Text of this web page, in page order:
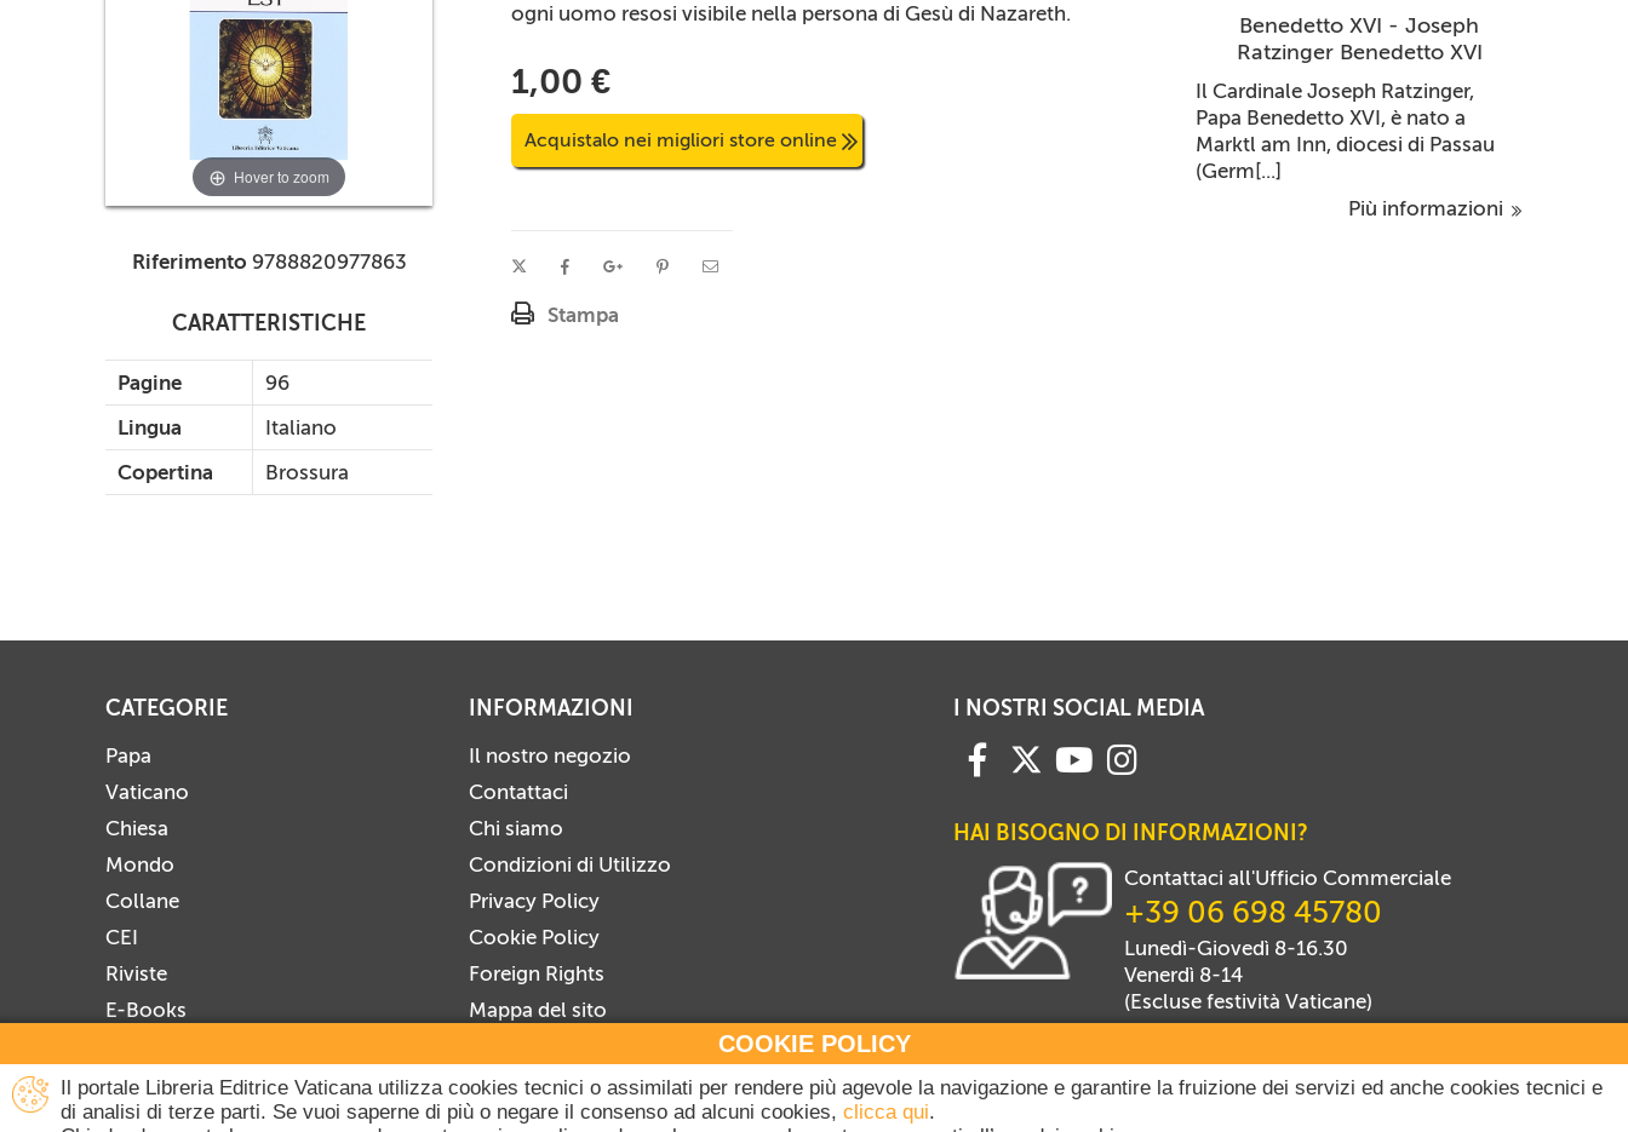
Hover to zoom
Riferimento 9788820977863
CARATTERISTICHE
Pagine
96
Lingua
Italiano
Copertina
Brossura
ogni uomo resosi visibile nella persona di Gesù di Nazareth.
1,00 €
Acquistalo nei migliori store online
Stampa
Benedetto XVI - Joseph
Ratzinger Benedetto XVI
Il Cardinale Joseph Ratzinger,
Papa Benedetto XVI, è nato a
Marktl am Inn, diocesi di Passau
(Germ[...]
Più informazioni
COOKIE POLICY
Il portale Libreria Editrice Vaticana utilizza cookies tecnici o assimilati per rendere più agevole la navigazione e garantire la fruizione dei servizi ed anche cookies tecnici e
di analisi di terze parti. Se vuoi saperne di più o negare il consenso ad alcuni cookies, clicca qui.
CATEGORIE
Papa
Vaticano
Chiesa
Mondo
Collane
CEI
Riviste
E-Books
INFORMAZIONI
Il nostro negozio
Contattaci
Chi siamo
Condizioni di Utilizzo
Privacy Policy
Cookie Policy
Foreign Rights
Mappa del sito
Disiscriviti dalla Newsletter
I NOSTRI SOCIAL MEDIA
HAI BISOGNO DI INFORMAZIONI?
Contattaci all'Ufficio Commerciale
+39 06 698 45780
Lunedì-Giovedì 8-16.30
Venerdì 8-14
(Escluse festività Vaticane)